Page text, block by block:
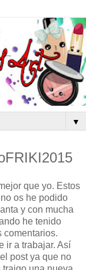
▼
que yo. Estos
os he podido
y con mucha
he tenido
comentarios.
ir a trabajar. Así
post ya que no